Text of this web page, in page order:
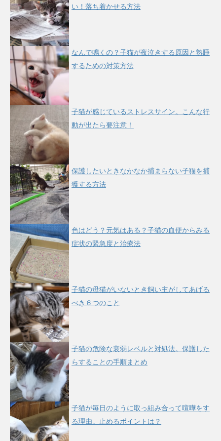
い！落ち着かせる方法
なんで鳴くの？子猫が夜泣きする原因と熟睡
するための対策方法
子猫が感じているストレスサイン。こんな行
動が出たら要注意！
保護したいときなかなか捕まらない子猫を捕
獲する方法
色はどう？元気はある？子猫の血便からみる
症状の緊急度と治療法
子猫の母猫がいないとき飼い主がしてあげる
べき６つのこと
子猫の危険な衰弱レベルと対処法。保護した
らすることの手順まとめ
子猫が毎日のように取っ組み合って喧嘩をす
る理由。止めるポイントは？